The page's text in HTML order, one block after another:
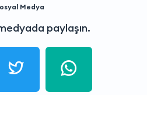
Medya
paylaşın.